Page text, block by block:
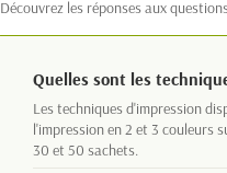
Découvrez les réponses aux
Quelles sont les
Les techniques d'impression
l'impression en 2 et 3 couleurs
30 et 50 sachets.